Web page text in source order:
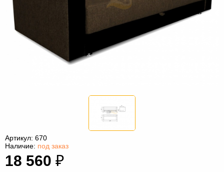
гостиную
для
прихожей
Столы
Комоды
Офисная
мешки
Мебель
из
Садовая
Артикул: 670
Наличие: под заказ
18 560 ₽